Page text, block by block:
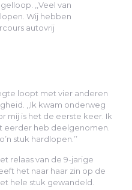
,,Veel van
Wij hebben
autovrij
loopt met vier anderen
,,Ik kwam onderweg
mij is het de eerste keer. Ik
eerder heb deelgenomen.
stuk hardlopen.’’
relaas van de 9-jarige
het naar haar zin op de
hele stuk gewandeld.